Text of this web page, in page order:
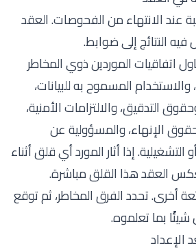
عند الانتهاء من الفحوصات. العقد
النتائج إلى ضوابط.
اتفاقيات الموردين ذوي المخاطر
والاستخدام المسموح به للبيانات،
التدقيق، والالتزامات الأمنية،
الإنهاء، والمسؤولية عن
التشغيلية. إذا أثار المورد أي قلق أثناء
العقد هذا القلق مباشرة.
تحدد الفرق المخاطر، ثم توقع
بما تعلموه.